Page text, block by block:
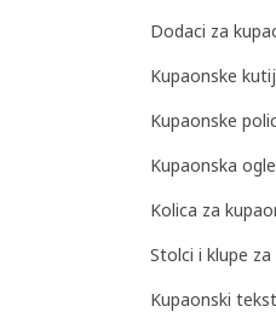
Dodaci za
Kupaonske
Kupaonske
Kupaonska
Kolica za
Stolci i klupe
Kupaonski